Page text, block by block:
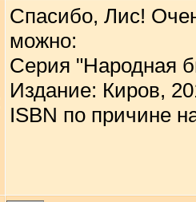
Спасибо, Лис!
можно:
Серия "Народная
Издание: Киров,
ISBN по причине